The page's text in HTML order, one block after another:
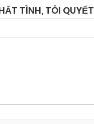
TÌNH, TÔI